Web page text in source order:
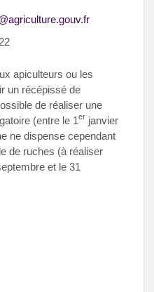
apiculteurs ou les
un récépissé de
de réaliser une
(entre le 1er janvier
ne dispense cependant
de ruches (à réaliser
et le 31